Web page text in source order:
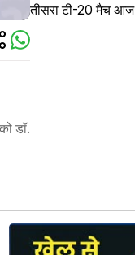
डॉ.
तीसरा टी-20 मैच आज